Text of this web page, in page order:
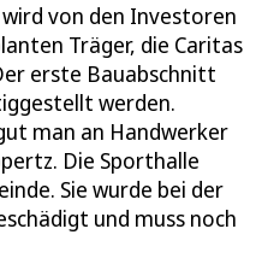
von den Investoren
Träger, die Caritas
erste Bauabschnitt
werden.
man an Handwerker
Die Sporthalle
Sie wurde bei der
und muss noch